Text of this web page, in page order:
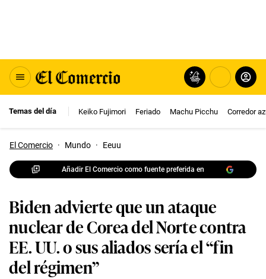
Temas del día Keiko Fujimori Feriado Machu Picchu Corredor
El Comercio · Mundo · Eeuu
Añadir El Comercio como fuente preferida en
Biden advierte que un ataque
nuclear de Corea del Norte contra
EE. UU. o sus aliados sería el “fin
del régimen”